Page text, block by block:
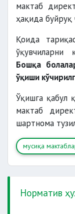
мактаб
ҳақида буйруқ
Қоида
ўқувчиларни
Бошқа
ўқиши
Ўқишга қабул
мактаб
шартнома
мусиқа
Норматив